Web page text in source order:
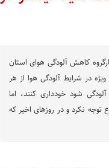
کاهش آلودگی هوای استان
ویژه در شرایط آلودگی هوا از هر
شود خودداری کنند، اما
نکرد و در روزهای اخیر که